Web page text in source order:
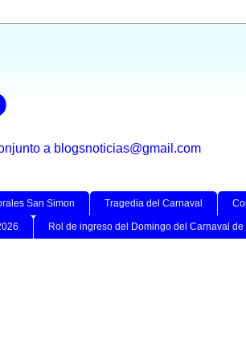
a blogsnoticias@gmail.com
San Simon Tragedia del Carnaval
Rol de ingreso del Domingo del Carnaval de